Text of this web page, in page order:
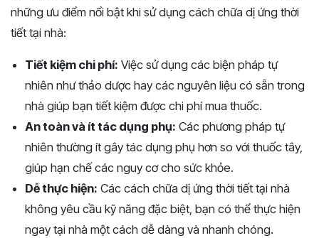
những ưu điểm nổi bật khi sử dụng cách chữa dị ứng thời
tiết tại nhà:
Tiết kiệm chi phí: Việc sử dụng các biện pháp tự
nhiên như thảo dược hay các nguyên liệu có sẵn trong
nhà giúp bạn tiết kiệm được chi phí mua thuốc.
An toàn và ít tác dụng phụ: Các phương pháp tự
nhiên thường ít gây tác dụng phụ hơn so với thuốc tây,
giúp hạn chế các nguy cơ cho sức khỏe.
Dễ thực hiện: Các cách chữa dị ứng thời tiết tại nhà
không yêu cầu kỹ năng đặc biệt, bạn có thể thực hiện
ngay tại nhà một cách dễ dàng và nhanh chóng.